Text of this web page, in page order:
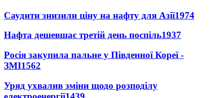
Саудити знизили ціну на нафту для Азії1974
Нафта дешевшає третій день поспіль1937
Росія закупила пальне у Південної Кореї -
ЗМІ1562
Уряд ухвалив зміни щодо розподілу